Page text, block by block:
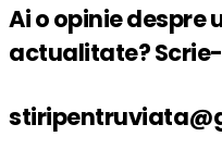
Ai o opinie despre
actualitate?